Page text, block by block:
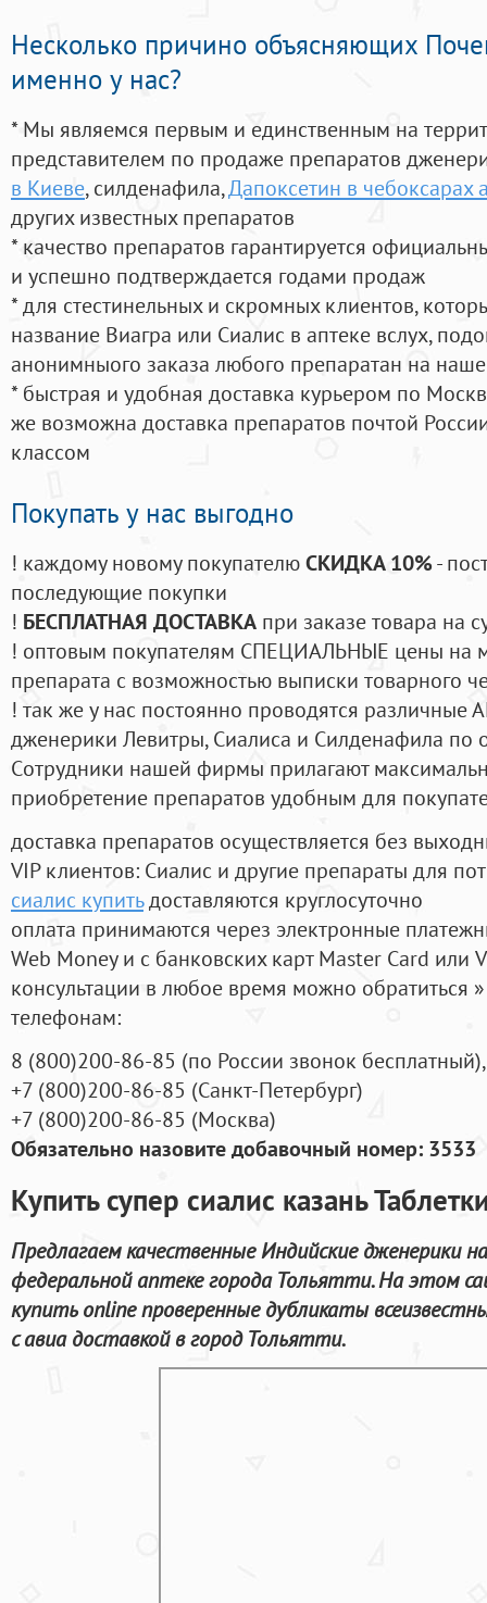
Несколько причино объясняющих
именно у нас?
* Мы являемся первым и единственным на
представителем по продаже препаратов
в Киеве, силденафила,Дапоксетин в чебоксарах
других известных препаратов
* качество препаратов гарантируется
и успешно подтверждается годами продаж
* для стестинельных и скромных клиентов,
название Виагра или Сиалис в аптеке вслух,
анонимныого заказа любого препаратан на
* быстрая и удобная доставка курьером по
же возможна доставка препаратов почтой
классом
Покупать у нас выгодно
! каждому новому покупателюСКИДКА 10%-
последующие покупки
! БЕСПЛАТНАЯ ДОСТАВКА при заказе товара на
! оптовым покупателям СПЕЦИАЛЬНЫЕ цены на
препарата с возможностью выписки товарного
! так же у нас постоянно проводятся
дженерики Левитры, Сиалиса и Силденафила по
Cотрудники нашей фирмы прилагают
приобретение препаратов удобным для
доставка препаратов осуществляется без
VIP клиентов: Сиалис и другие препараты для
сиалис купитьдоставляются круглосуточно
оплата принимаются через электронные
Web Money и с банковских карт Master Card или
консультации в любое время можно обратиться
телефонам:
8 (800)200-86-85 (по России звонок бесплатный),
+7 (800)200-86-85 (Санкт-Петербург)
+7 (800)200-86-85 (Москва)
Обязательно назовите добавочный номер: 3533
Купить супер сиалис казань
Предлагаем качественные Индийские дженерики
федеральной аптеке города Тольятти. На этом
купить online проверенные дубликаты
с авиа доставкой в город Тольятти.